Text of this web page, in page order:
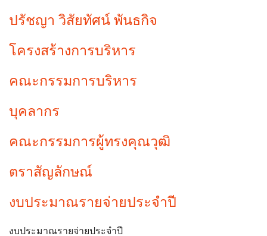
ปรัชญา วิสัยทัศน์ พันธกิจ
โครงสร้างการบริหาร
คณะกรรมการบริหาร
บุคลากร
คณะกรรมการผู้ทรงคุณวุฒิ
ตราสัญลักษณ์
งบประมาณรายจ่ายประจําปี
งบประมาณรายจ่ายประจําปี